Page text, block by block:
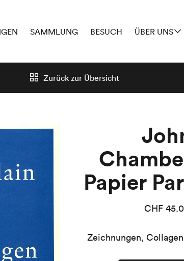
SAMMLUNG BESUCH ÜBER UNS
Zurück zur Übersicht
Papier
CHF
Zeichnungen,